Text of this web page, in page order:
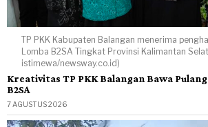
TP PKK Kabupaten Balangan menerima
Lomba B2SA Tingkat Provinsi Kalimantan
istimewa/newsway.co.id)
Kreativitas TP PKK Balangan Bawa
B2SA
7 AGUSTUS 2026